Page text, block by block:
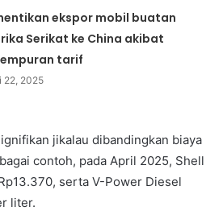
ekspor mobil buatan
Serikat ke China akibat
tarif
22, 2025
jikalau dibandingkan biaya
contoh, pada April 2025, Shell
serta V-Power Diesel
liter.